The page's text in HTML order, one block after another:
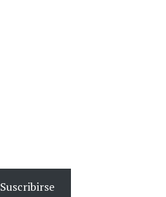
Suscribirse